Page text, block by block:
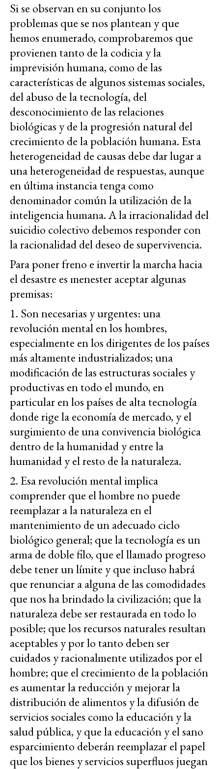
Si se observan en su conjunto los
problemas que se nos plantean y que
hemos enumerado, comprobaremos que
provienen tanto de la codicia y la
imprevisión humana, como de las
características de algunos sistemas sociales,
del abuso de la tecnología, del
desconocimiento de las relaciones
biológicas y de la progresión natural del
crecimiento de la población humana. Esta
heterogeneidad de causas debe dar lugar a
una heterogeneidad de respuestas, aunque
en última instancia tenga como
denominador común la utilización de la
inteligencia humana. A la irracionalidad del
suicidio colectivo debemos responder con
la racionalidad del deseo de supervivencia.
Para poner freno e invertir la marcha hacia
el desastre es menester aceptar algunas
premisas:
1. Son necesarias y urgentes: una
revolución mental en los hombres,
especialmente en los dirigentes de los países
más altamente industrializados; una
modificación de las estructuras sociales y
productivas en todo el mundo, en
particular en los países de alta tecnología
donde rige la economía de mercado, y el
surgimiento de una convivencia biológica
dentro de la humanidad y entre la
humanidad y el resto de la naturaleza.
2. Esa revolución mental implica
comprender que el hombre no puede
reemplazar a la naturaleza en el
mantenimiento de un adecuado ciclo
biológico general; que la tecnología es un
arma de doble filo, que el llamado progreso
debe tener un límite y que incluso habrá
que renunciar a alguna de las comodidades
que nos ha brindado la civilización; que la
naturaleza debe ser restaurada en todo lo
posible; que los recursos naturales resultan
aceptables y por lo tanto deben ser
cuidados y racionalmente utilizados por el
hombre; que el crecimiento de la población
es aumentar la reducción y mejorar la
distribución de alimentos y la difusión de
servicios sociales como la educación y la
salud pública, y que la educación y el sano
esparcimiento deberán reemplazar el papel
que los bienes y servicios superfluos juegan